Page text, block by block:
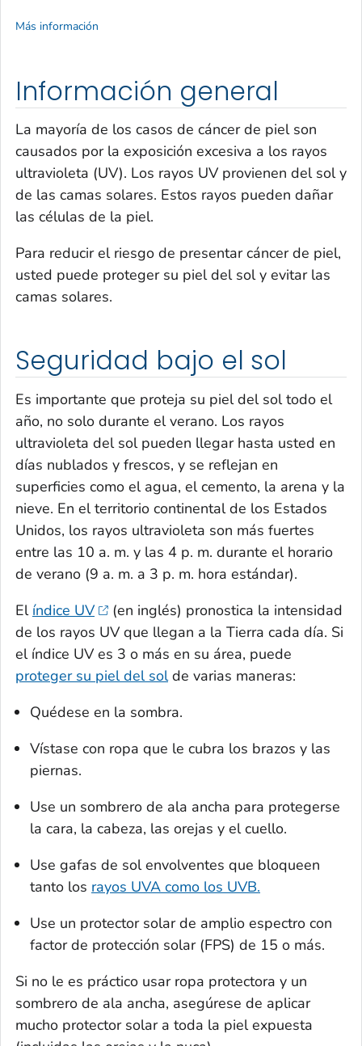
Información general
La mayoría de los casos de cáncer de piel son
causados por la exposición excesiva a los rayos
ultravioleta (UV). Los rayos UV provienen del sol y
de las camas solares. Estos rayos pueden dañar
las células de la piel.
Para reducir el riesgo de presentar cáncer de piel,
usted puede proteger su piel del sol y evitar las
camas solares.
Seguridad bajo el sol
Es importante que proteja su piel del sol todo el
año, no solo durante el verano. Los rayos
ultravioleta del sol pueden llegar hasta usted en
días nublados y frescos, y se reflejan en
superficies como el agua, el cemento, la arena y la
nieve. En el territorio continental de los Estados
Unidos, los rayos ultravioleta son más fuertes
entre las 10 a. m. y las 4 p. m. durante el horario
de verano (9 a. m. a 3 p. m. hora estándar).
El índice UV
(en inglés) pronostica la intensidad
de los rayos UV que llegan a la Tierra cada día. Si
el índice UV es 3 o más en su área, puede
proteger su piel del solde varias maneras:
Quédese en la sombra.
Vístase con ropa que le cubra los brazos y las
piernas.
Use un sombrero de ala ancha para protegerse
la cara, la cabeza, las orejas y el cuello.
Use gafas de sol envolventes que bloqueen
tanto los rayos UVA como los UVB.
Use un protector solar de amplio espectro con
factor de protección solar (FPS) de 15 o más.
Si no le es práctico usar ropa protectora y un
sombrero de ala ancha, asegúrese de aplicar
mucho protector solar a toda la piel expuesta
Más información